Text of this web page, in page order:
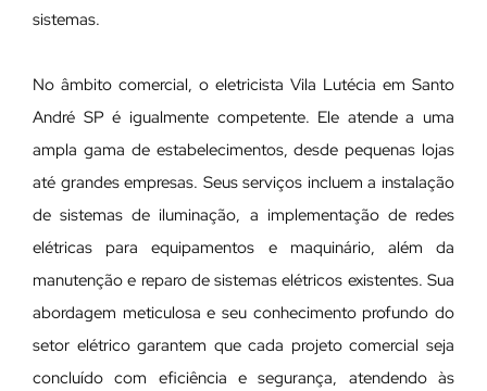
sistemas.
No âmbito comercial, o eletricista Vila Lutécia em Santo
André SP é igualmente competente. Ele atende a uma
ampla gama de estabelecimentos, desde pequenas lojas
até grandes empresas. Seus serviços incluem a instalação
de sistemas de iluminação, a implementação de redes
elétricas para equipamentos e maquinário, além da
manutenção e reparo de sistemas elétricos existentes. Sua
abordagem meticulosa e seu conhecimento profundo do
setor elétrico garantem que cada projeto comercial seja
concluído com eficiência e segurança, atendendo às